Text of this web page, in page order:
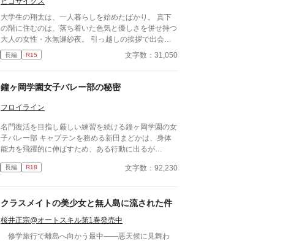
大学生の翔太は、一人暮らしを始めたばかり。 真下
の階に住むのは、落ち着いた色気と優しさを併せ持つ
大人の女性・水無瀬紗夜。 引っ越しの挨拶で出会っ
た瞬間、翔太は心を奪われてしまう。 偶然にもアル
バイト先のスーパーで再会した彼女は、翔太をすぐに
る日の仕事帰り、ふたりで過ごす時間が増えていき―
ど親密に。 優しくて穏やかで――その色気に触れる
生、甘くちょっぴり刺激的な同居生活（？）がはじま
る。
長編 R15 文字数：31,050
鐘ヶ岡学園女子バレー部の秘密
フロイライン
名門復活を目指し厳しい練習を続ける鐘ヶ岡学園の女
子バレー部 キャプテンを務める新田まどかは、身体
能力を飛躍的に伸ばすため、ある行動に出るが…
長編 R18 文字数：92,230
クラスメイトの美少女と無人島に流された件
桜井正宗@オートスキル第1巻発売中
修学旅行で離島へ向かう最中――悪天候に見舞わ